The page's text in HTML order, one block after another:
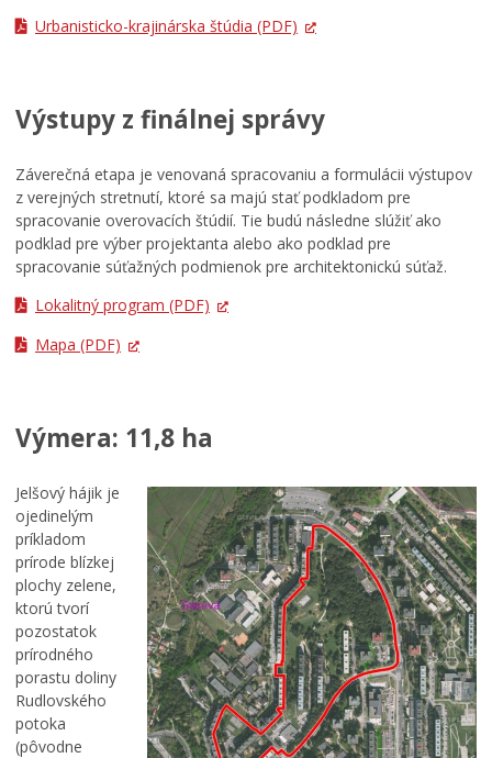
Urbanisticko-krajinárska štúdia (PDF)
Výstupy z finálnej správy
Záverečná etapa je venovaná spracovaniu a formulácii výstupov
z verejných stretnutí, ktoré sa majú stať podkladom pre
spracovanie overovacích štúdií. Tie budú následne slúžiť ako
podklad pre výber projektanta alebo ako podklad pre
spracovanie súťažných podmienok pre architektonickú súťaž.
Lokalitný program (PDF)
Mapa (PDF)
Výmera: 11,8 ha
Jelšový hájik je
ojedinelým
príkladom
prírode blízkej
plochy zelene,
ktorú tvorí
pozostatok
prírodného
porastu doliny
Rudlovského
potoka
(pôvodne